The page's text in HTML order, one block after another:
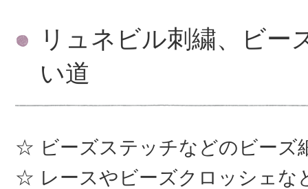
リュネビル刺繍、ビー
い道
ビーズステッチなどのビーズ
レースやビーズクロッシェな